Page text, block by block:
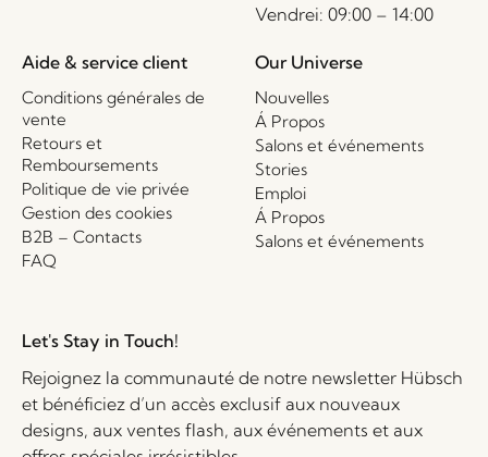
Vendrei: 09:00 – 14:00
Aide & service client
Conditions générales de
vente
Retours et
Remboursements
Politique de vie privée
Gestion des cookies
B2B – Contacts
FAQ
Our Universe
Nouvelles
Á Propos
Salons et événements
Stories
Emploi
Á Propos
Salons et événements
Let's Stay in Touch!
Rejoignez la communauté de notre newsletter Hübsch
et bénéficiez d’un accès exclusif aux nouveaux
designs, aux ventes flash, aux événements et aux